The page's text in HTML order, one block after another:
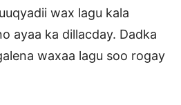
wax lagu kala
ayaa ka dillacday. Dadka
waxaa lagu soo rogay